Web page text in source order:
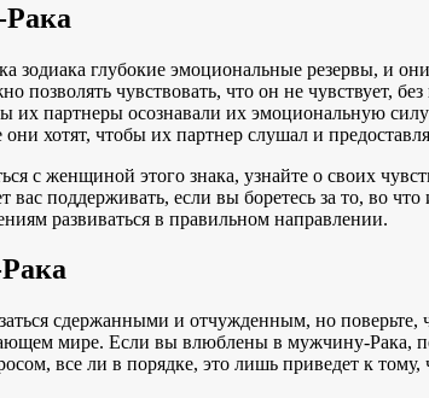
зодиака глубокие эмоциональные резервы, и
позволять чувствовать, что он не
их партнеры осознавали их эмоциональную
они хотят, чтобы их партнер слушал и
с женщиной этого знака, узнайте о своих
поддерживать, если вы боретесь за то, во
развиваться в правильном направлении.
сдержанными и отчужденным, но
мире. Если вы влюблены в мужчину-Рака,
все ли в порядке, это лишь приведет к